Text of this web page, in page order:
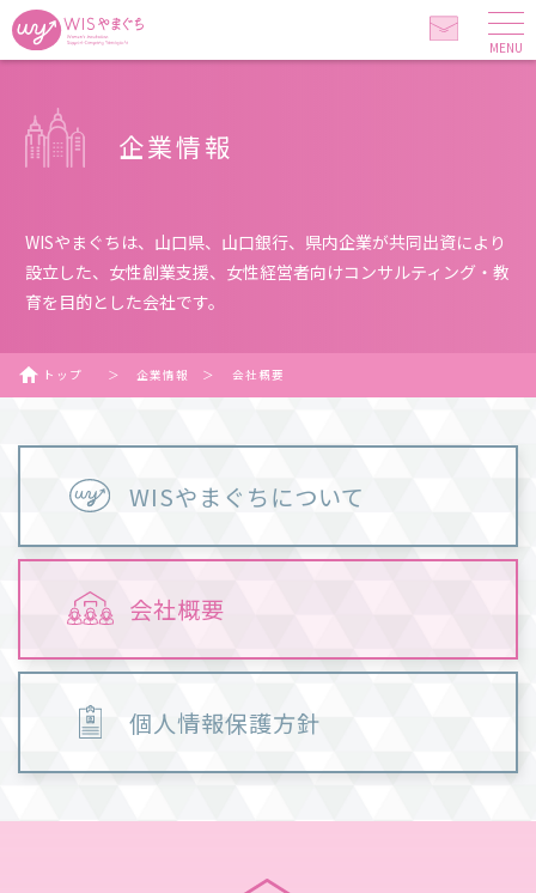
企業情報
WISやまぐちは、山口県、山口銀行、県内企業が共同出資により
設立した、 女性創業支援、女性経営者向けコンサルティング・教
育を目的とした会社です。
トップ ＞ 企業情報 ＞ 会社概要
WISやまぐちについて
会社概要
個人情報保護方針
MENU